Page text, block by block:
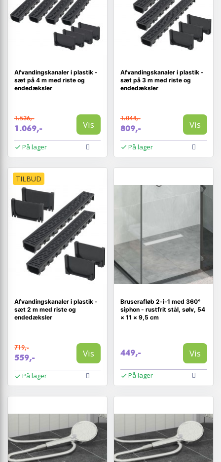
Afvandingskanaler i plastik -
sæt på 4 m med riste og
endedæksler
1.536,-
1.069,- Vis
På lager
Afvandingskanaler i plastik -
sæt på 3 m med riste og
endedæksler
1.044,-
809,- Vis
På lager
TILBUD
Afvandingskanaler i plastik -
sæt 2 m med riste og
endedæksler
719,-
559,- Vis
På lager
Bruserafløb 2-i-1 med 360°
siphon - rustfrit stål, sølv, 54
× 11 × 9,5 cm
449,- Vis
På lager